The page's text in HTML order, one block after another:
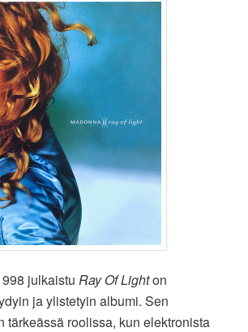
julkaistu Ray Of Lighton
ja ylistetyin albumi. Sen
tärkeässä roolissa, kun elektronista